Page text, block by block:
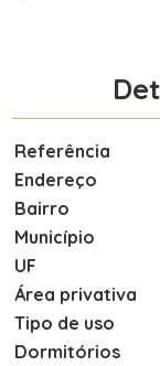
Referência
Endereço
Bairro
Município
UF
Área privativa
Tipo de uso
Dormitórios